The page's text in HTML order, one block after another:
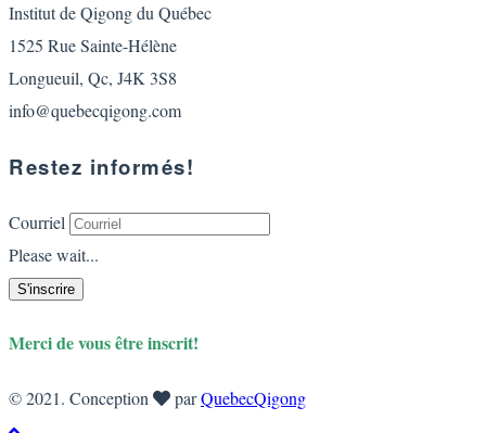
Institut de Qigong du Québec
1525 Rue Sainte-Hélène
Longueuil, Qc, J4K 3S8
info@quebecqigong.com
Restez informés!
Courriel
Please wait...
S'inscrire
Merci de vous être inscrit!
© 2021. Conception parQuebecQigong